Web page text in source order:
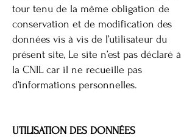
tour tenu de la même obligation de
conservation et de modification des
données vis à vis de l’utilisateur du
présent site, Le site n’est pas déclaré à
la CNIL car il ne recueille pas
d’informations personnelles.
​​​UTILISATION DES DONNÉES